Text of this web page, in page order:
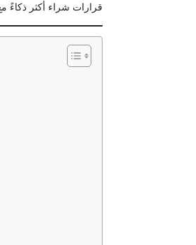
قرارات شراء أكثر ذكاءً